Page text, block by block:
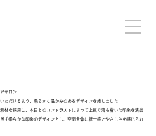
サロン
ただけるよう、柔らかく温かみのあるデザインを施しました
材を採用し、木目とのコントラストによって上質で落ち着いた印象を演出
ず柔らかな印象のデザインとし、空間全体に統一感とやさしさを感じられ